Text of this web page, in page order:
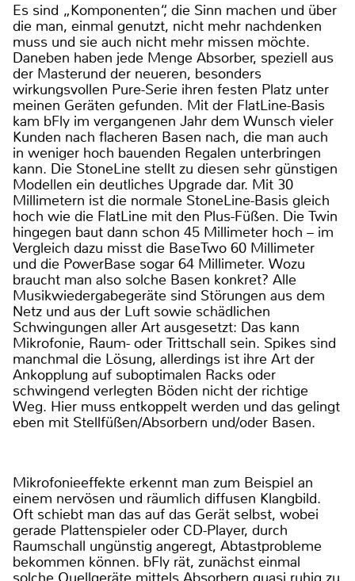
Es sind „Komponenten“, die Sinn machen und über
die man, einmal genutzt, nicht mehr nachdenken
muss und sie auch nicht mehr missen möchte.
Daneben haben jede Menge Absorber, speziell aus
der Masterund der neueren, besonders
wirkungsvollen Pure-Serie ihren festen Platz unter
meinen Geräten gefunden. Mit der FlatLine-Basis
kam bFly im vergangenen Jahr dem Wunsch vieler
Kunden nach flacheren Basen nach, die man auch
in weniger hoch bauenden Regalen unterbringen
kann. Die StoneLine stellt zu diesen sehr günstigen
Modellen ein deutliches Upgrade dar. Mit 30
Millimetern ist die normale StoneLine-Basis gleich
hoch wie die FlatLine mit den Plus-Füßen. Die Twin
hingegen baut dann schon 45 Millimeter hoch – im
Vergleich dazu misst die BaseTwo 60 Millimeter
und die PowerBase sogar 64 Millimeter. Wozu
braucht man also solche Basen konkret? Alle
Musikwiedergabegeräte sind Störungen aus dem
Netz und aus der Luft sowie schädlichen
Schwingungen aller Art ausgesetzt: Das kann
Mikrofonie, Raum- oder Trittschall sein. Spikes sind
manchmal die Lösung, allerdings ist ihre Art der
Ankopplung auf suboptimalen Racks oder
schwingend verlegten Böden nicht der richtige
Weg. Hier muss entkoppelt werden und das gelingt
eben mit Stellfüßen/Absorbern und/oder Basen.
Mikrofonieeffekte erkennt man zum Beispiel an
einem nervösen und räumlich diffusen Klangbild.
Oft schiebt man das auf das Gerät selbst, wobei
gerade Plattenspieler oder CD-Player, durch
Raumschall ungünstig angeregt, Abtastprobleme
bekommen können. bFly rät, zunächst einmal